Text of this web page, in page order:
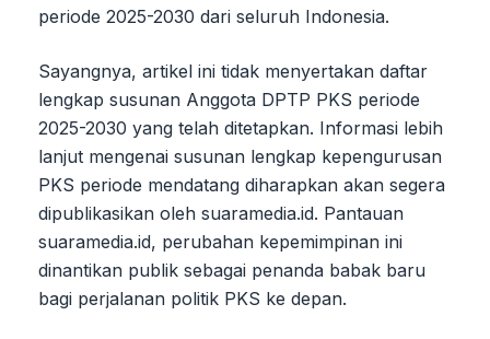
periode 2025-2030 dari seluruh Indonesia.
Sayangnya, artikel ini tidak menyertakan daftar
lengkap susunan Anggota DPTP PKS periode
2025-2030 yang telah ditetapkan. Informasi lebih
lanjut mengenai susunan lengkap kepengurusan
PKS periode mendatang diharapkan akan segera
dipublikasikan oleh suaramedia.id. Pantauan
suaramedia.id, perubahan kepemimpinan ini
dinantikan publik sebagai penanda babak baru
bagi perjalanan politik PKS ke depan.